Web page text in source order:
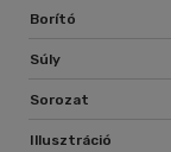
Borító
Súly
Sorozat
Illusztráció